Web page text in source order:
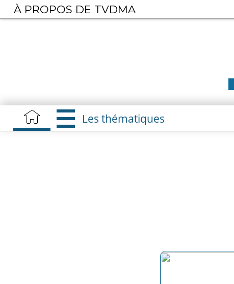
Aller
au
Les thématiques
À PROPOS DE TVDMA